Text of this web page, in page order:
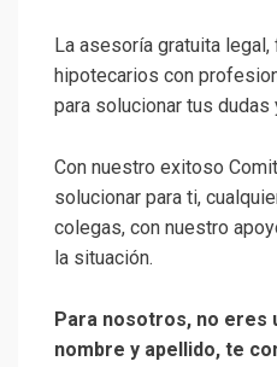
La asesoría gratuita
hipotecarios con
para solucionar tus
Con nuestro exitoso
solucionar para ti,
colegas, con nuestro
la situación.
Para nosotros, no eres
nombre y apellido, te